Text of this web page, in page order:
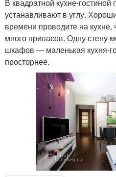
В квадратной кухне-гостиной
устанавливают в углу.
времени проводите на кухне,
много припасов. Одну стену
шкафов — маленькая кухня-
просторнее.